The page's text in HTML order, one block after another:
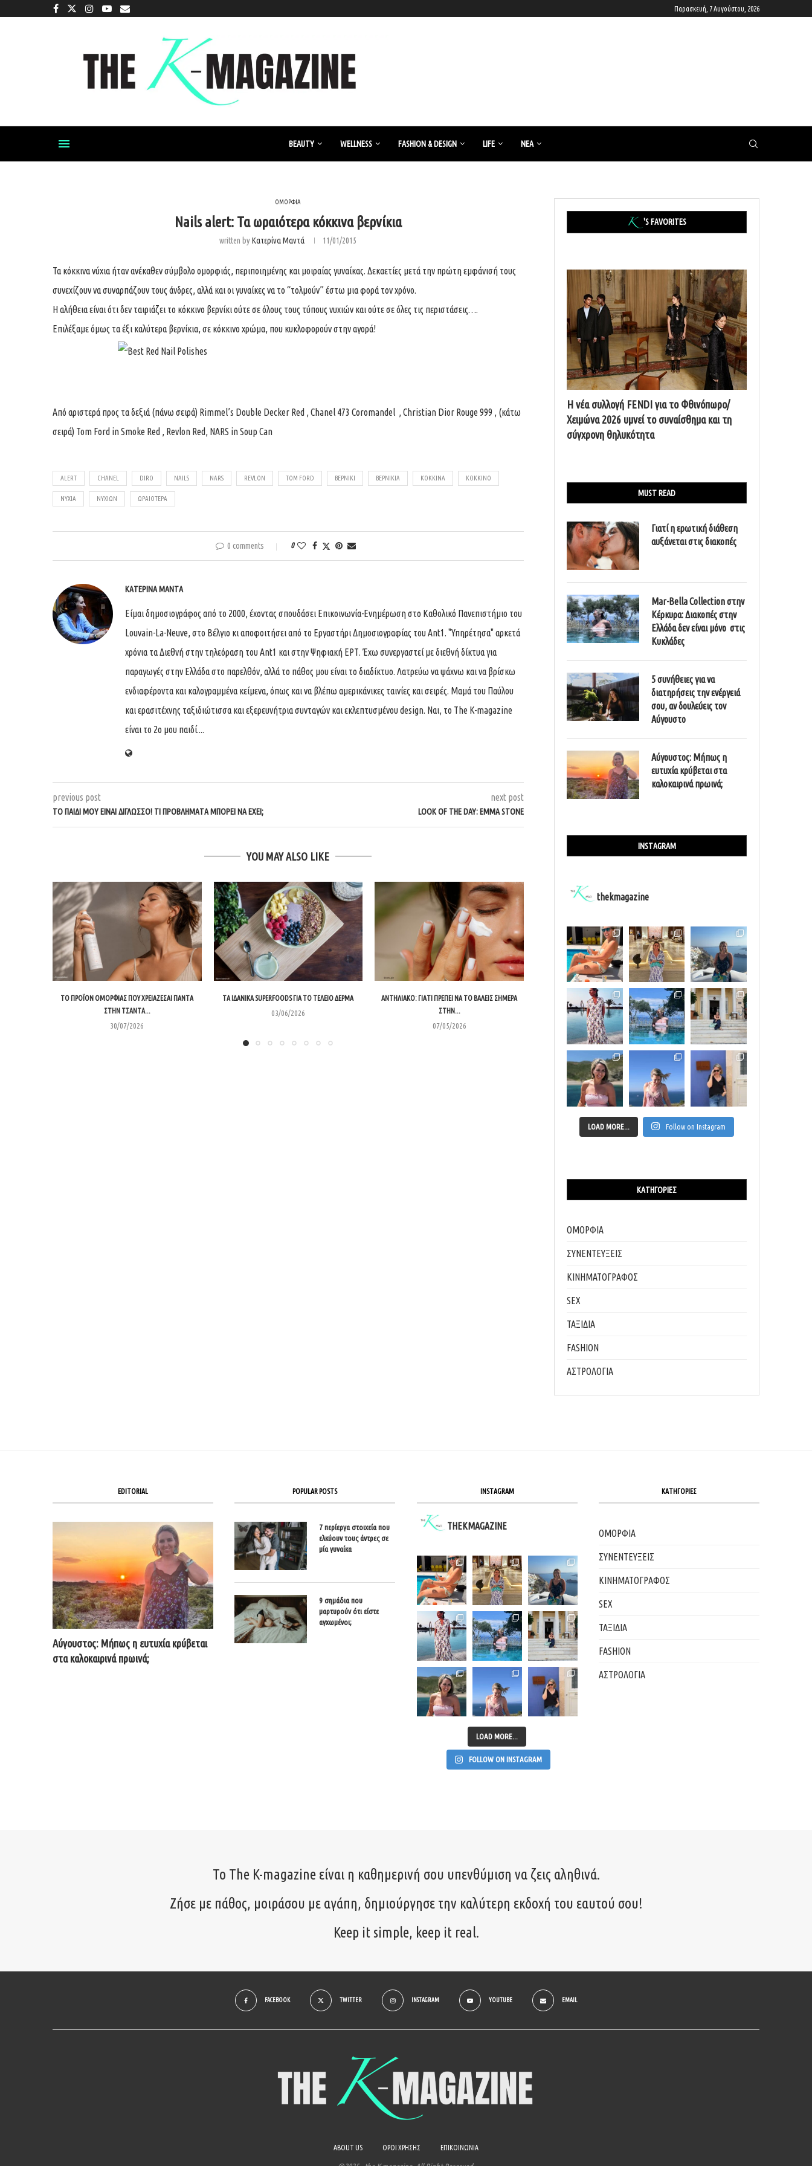
Παρασκευή, 7 Αυγούστου, 2026
BEAUTY WELLNESS FASHION & DESIGN LIFE ΝΈΑ
ΟΜΟΡΦΙΑ
Nails alert: Τα ωραιότερα κόκκινα βερνίκια
written byΚατερίνα Μαντά 11/01/2015
Τα κόκκινα νύχια ήταν ανέκαθεν σύμβολο ομορφιάς, περιποιημένης και μοιραίας γυναίκας. Δεκαετίες μετά την πρώτη εμφάνισή τους
συνεχίζουν να συναρπάζουν τους άνδρες, αλλά και οι γυναίκες να το “τολμούν” έστω μια φορά τον χρόνο.
Η αλήθεια είναι ότι δεν ταιριάζει το κόκκινο βερνίκι ούτε σε όλους τους τύπους νυχιών και ούτε σε όλες τις περιστάσεις….
Επιλέξαμε όμως τα έξι καλύτερα βερνίκια, σε κόκκινο χρώμα, που κυκλοφορούν στην αγορά!
Από αριστερά προς τα δεξιά (πάνω σειρά) Rimmel’s Double Decker Red , Chanel 473 Coromandel , Christian Dior Rouge 999 , (κάτω
σειρά) Tom Ford in Smoke Red , Revlon Red, NARS in Soup Can
ALERT CHANEL DIRO NAILS NARS REVLON TOM FORD ΒΕΡΝΊΚΙ ΒΕΡΝΊΚΙΑ ΚΌΚΚΙΝΑ ΚΟΚΚΙΝΟ
ΝΎΧΙΑ ΝΥΧΙΏΝ ΩΡΑΙΌΤΕΡΑ
0 comments 0
ΚΑΤΕΡΊΝΑ ΜΑΝΤΆ
Είμαι δημοσιογράφος από το 2000, έχοντας σπουδάσει Επικοινωνία-Ενημέρωση στο Καθολικό Πανεπιστήμιο του
Louvain-La-Neuve, στο Βέλγιο κι αποφοιτήσει από το Εργαστήρι Δημοσιογραφίας του Ant1. "Υπηρέτησα" αρκετά
χρόνια τα Διεθνή στην τηλεόραση του Ant1 και στην Ψηφιακή ΕΡΤ. Έχω συνεργαστεί με διεθνή δίκτυα για
παραγωγές στην Ελλάδα στο παρελθόν, αλλά το πάθος μου είναι το διαδίκτυο. Λατρεύω να ψάχνω και να βρίσκω
ενδιαφέροντα και καλογραμμένα κείμενα, όπως και να βλέπω αμερικάνικες ταινίες και σειρές. Μαμά του Παύλου
και ερασιτέχνης ταξιδιώτισσα και εξερευνήτρια συνταγών και εκλεπτυσμένου design. Ναι, το The K-magazine
είναι το 2ο μου παιδί....
previous post
ΤΟ ΠΑΙΔΊ ΜΟΥ ΕΊΝΑΙ ΔΊΓΛΩΣΣΟ! ΤΙ ΠΡΟΒΛΉΜΑΤΑ ΜΠΟΡΕΊ ΝΑ ΈΧΕΙ;
next post
LOOK OF THE DAY: EMMA STONE
YOU MAY ALSO LIKE
ΤΟ ΠΡΟΪΌΝ ΟΜΟΡΦΙΆΣ ΠΟΥ ΧΡΕΙΆΖΕΣΑΙ ΠΆΝΤΑ
ΣΤΗΝ ΤΣΆΝΤΑ...
30/07/2026
ΤΑ ΙΔΑΝΙΚΆ SUPERFOODS ΓΙΑ ΤΟ ΤΈΛΕΙΟ ΔΈΡΜΑ
03/06/2026
ΑΝΤΗΛΙΑΚΌ: ΓΙΑΤΊ ΠΡΈΠΕΙ ΝΑ ΤΟ ΒΆΛΕΙΣ ΣΉΜΕΡΑ
ΣΤΗΝ...
07/05/2026
ΠΟΙΆ ΕΊΝΑΙ Η ΝΟ1 ΚΛΑΣΙΚΉ ΚΡΈΜΑ, ΕΔΏ ΚΙ...
02/05/2026
Η ΕΛΈΝΗ ΠΗΛΊΝΗ, REGIONAL ARTISTRY
'S FAVORITES
Η νέα συλλογή FENDI για το Φθινόπωρο/
Χειμώνα 2026 υμνεί το συναίσθημα και τη
σύγχρονη θηλυκότητα
MUST READ
Γιατί η ερωτική διάθεση
αυξάνεται στις διακοπές
Mar-Bella Collection στην
Κέρκυρα: Διακοπές στην
Ελλάδα δεν είναι μόνο στις
Κυκλάδες
5 συνήθειες για να
διατηρήσεις την ενέργειά
σου, αν δουλεύεις τον
Αύγουστο
Αύγουστος: Μήπως η
ευτυχία κρύβεται στα
καλοκαιρινά πρωινά;
INSTAGRAM
thekmagazine
LOAD MORE... Follow on Instagram
ΚΑΤΗΓΟΡΊΕΣ
ΟΜΟΡΦΙΑ
ΣΥΝΕΝΤΕΥΞΕΙΣ
ΚΙΝΗΜΑΤΟΓΡΑΦΟΣ
SEX
ΤΑΞΙΔΙΑ
FASHION
ΑΣΤΡΟΛΟΓΙΑ
EDITORIAL
Αύγουστος: Μήπως η ευτυχία κρύβεται
στα καλοκαιρινά πρωινά;
POPULAR POSTS
7 περίεργα στοιχεία που
ελκύουν τους άντρες σε
μία γυναίκα
9 σημάδια που
μαρτυρούν ότι είστε
αγχωμένοι;
INSTAGRAM
THEKMAGAZINE
LOAD MORE...
FOLLOW ON INSTAGRAM
ΚΑΤΗΓΟΡΙΕΣ
ΟΜΟΡΦΙΑ
ΣΥΝΕΝΤΕΥΞΕΙΣ
ΚΙΝΗΜΑΤΟΓΡΑΦΟΣ
SEX
ΤΑΞΙΔΙΑ
FASHION
ΑΣΤΡΟΛΟΓΙΑ
Το The K-magazine είναι η καθημερινή σου υπενθύμιση να ζεις αληθινά.
Ζήσε με πάθος, μοιράσου με αγάπη, δημιούργησε την καλύτερη εκδοχή του εαυτού σου!
Keep it simple, keep it real.
FACEBOOK TWITTER INSTAGRAM YOUTUBE EMAIL
ABOUT US ΟΡΟΙ ΧΡΗΣΗΣ ΕΠΙΚΟΙΝΩΝΙΑ